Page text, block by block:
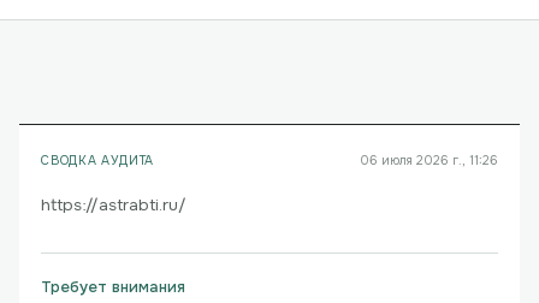
СВОДКА АУДИТА 06 июля 2026 г., 11:26
https://astrabti.ru/
Требует внимания